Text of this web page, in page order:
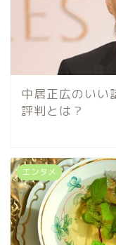
中居正広のいい
評判とは？
エンタメ